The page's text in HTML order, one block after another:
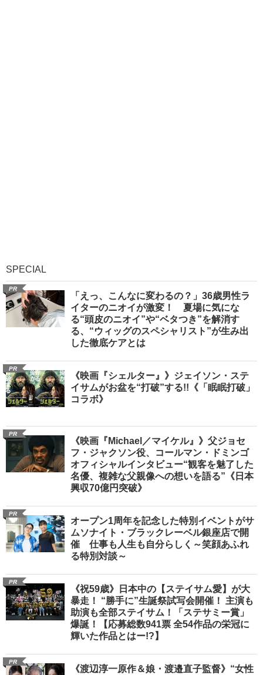
SPECIAL
PR
「えっ、こんなに変わるの？」36歳男性ラ
イターのニオイが激変！ 夏場に気にな
る“頭皮のニオイ”や“ベタつき”を解消す
る、“ウィッグのスペシャリスト”が生み出
した徹底ケアとは
PR
《映画『シェルター』》ジェイソン・ステ
イサムがお盆を“打破”する!!《「眠眠打破」
コラボ》
PR
《映画『Michael／マイケル』》父ジョセ
フ・ジャクソン役、コールマン・ドミンゴ
オフィシャルインタビュー“観客を魅了した
名優、複雑な父親像への想いを語る”《日本
興収70億円突破》
PR
オープン1周年を記念した特別イベントがサ
ムソナイト・ブラックレーベル銀座店で開
催 仕事も人生も自分らしく～笑顔あふれ
る特別対談～
PR
《祝59歳》日本中の【ステイサム愛】が大
暴走！ “勝手に”生誕祭試写会開催！ 主演も
助演も全部ステイサム！「ステサミー賞」
爆誕！【応募総数941票 全54作品の栄冠に
輝いた作品とはー!?】
PR
《渡辺淳一原作＆娘・渡邉直子監督》“女性